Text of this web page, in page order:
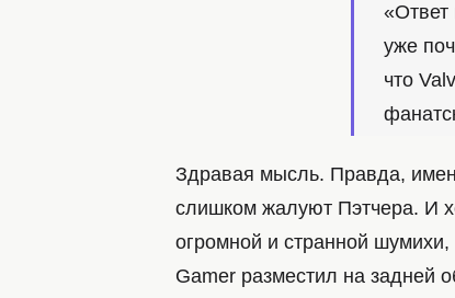
«Ответ
уже
что
Здравая мысль. Правда,
слишком жалуют Пэтчера. И
огромной и странной
Gamer разместил на задней